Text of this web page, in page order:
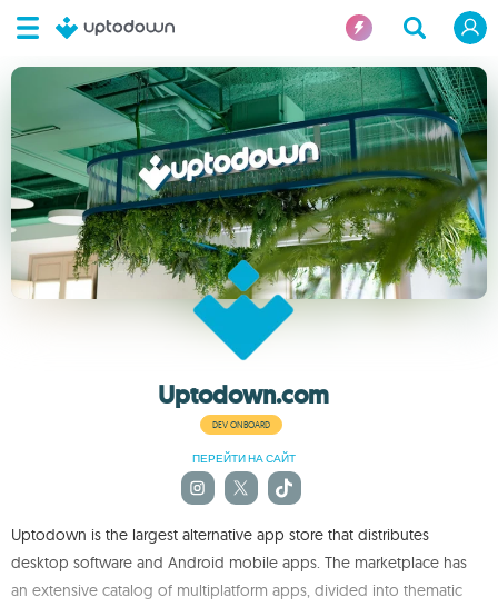
Uptodown.com
DEV ONBOARD
ПЕРЕЙТИ НА САЙТ
Uptodown is the largest alternative app store that distributes
desktop software and Android mobile apps. The marketplace has
an extensive catalog of multiplatform apps, divided into thematic